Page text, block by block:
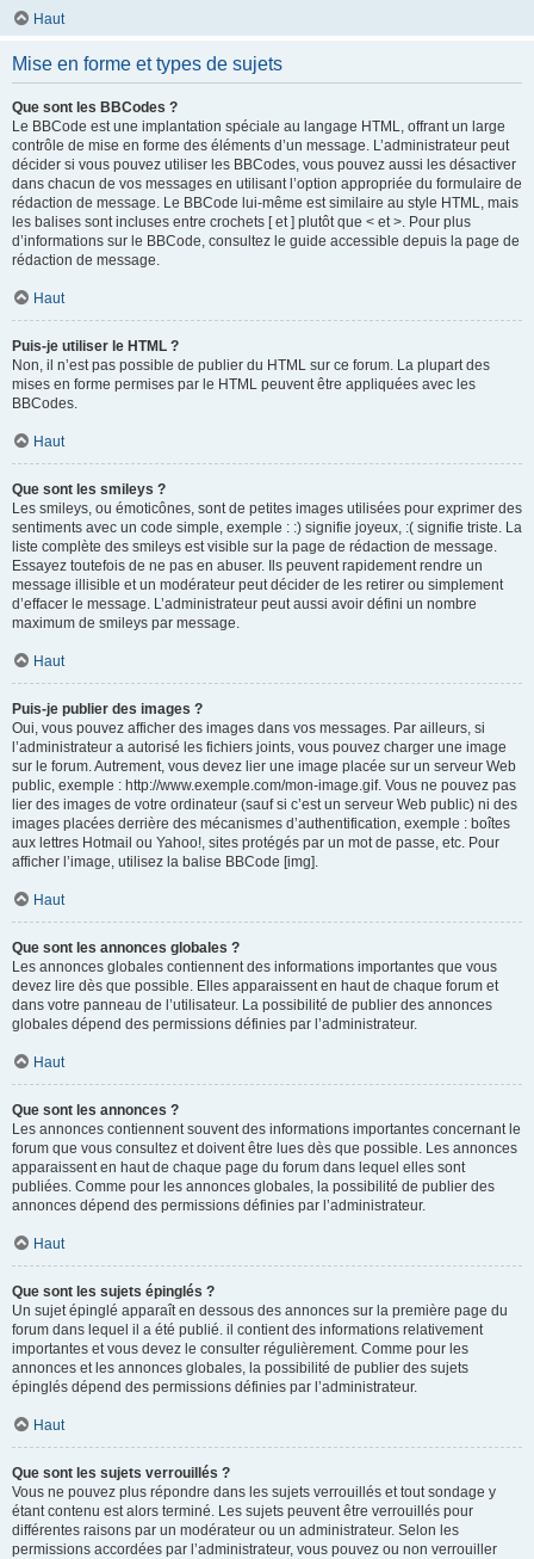
Haut
Mise en forme et types de sujets
Que sont les BBCodes ?
Le BBCode est une implantation spéciale au langage HTML, offrant un large
contrôle de mise en forme des éléments d’un message. L’administrateur peut
décider si vous pouvez utiliser les BBCodes, vous pouvez aussi les désactiver
dans chacun de vos messages en utilisant l’option appropriée du formulaire de
rédaction de message. Le BBCode lui-même est similaire au style HTML, mais
les balises sont incluses entre crochets [ et ] plutôt que < et >. Pour plus
d’informations sur le BBCode, consultez le guide accessible depuis la page de
rédaction de message.
Haut
Puis-je utiliser le HTML ?
Non, il n’est pas possible de publier du HTML sur ce forum. La plupart des
mises en forme permises par le HTML peuvent être appliquées avec les
BBCodes.
Haut
Que sont les smileys ?
Les smileys, ou émoticônes, sont de petites images utilisées pour exprimer des
sentiments avec un code simple, exemple : :) signifie joyeux, :( signifie triste. La
liste complète des smileys est visible sur la page de rédaction de message.
Essayez toutefois de ne pas en abuser. Ils peuvent rapidement rendre un
message illisible et un modérateur peut décider de les retirer ou simplement
d’effacer le message. L’administrateur peut aussi avoir défini un nombre
maximum de smileys par message.
Haut
Puis-je publier des images ?
Oui, vous pouvez afficher des images dans vos messages. Par ailleurs, si
l’administrateur a autorisé les fichiers joints, vous pouvez charger une image
sur le forum. Autrement, vous devez lier une image placée sur un serveur Web
public, exemple : http://www.exemple.com/mon-image.gif. Vous ne pouvez pas
lier des images de votre ordinateur (sauf si c’est un serveur Web public) ni des
images placées derrière des mécanismes d’authentification, exemple : boîtes
aux lettres Hotmail ou Yahoo!, sites protégés par un mot de passe, etc. Pour
afficher l’image, utilisez la balise BBCode [img].
Haut
Que sont les annonces globales ?
Les annonces globales contiennent des informations importantes que vous
devez lire dès que possible. Elles apparaissent en haut de chaque forum et
dans votre panneau de l’utilisateur. La possibilité de publier des annonces
globales dépend des permissions définies par l’administrateur.
Haut
Que sont les annonces ?
Les annonces contiennent souvent des informations importantes concernant le
forum que vous consultez et doivent être lues dès que possible. Les annonces
apparaissent en haut de chaque page du forum dans lequel elles sont
publiées. Comme pour les annonces globales, la possibilité de publier des
annonces dépend des permissions définies par l’administrateur.
Haut
Que sont les sujets épinglés ?
Un sujet épinglé apparaît en dessous des annonces sur la première page du
forum dans lequel il a été publié. il contient des informations relativement
importantes et vous devez le consulter régulièrement. Comme pour les
annonces et les annonces globales, la possibilité de publier des sujets
épinglés dépend des permissions définies par l’administrateur.
Haut
Que sont les sujets verrouillés ?
Vous ne pouvez plus répondre dans les sujets verrouillés et tout sondage y
étant contenu est alors terminé. Les sujets peuvent être verrouillés pour
différentes raisons par un modérateur ou un administrateur. Selon les
permissions accordées par l’administrateur, vous pouvez ou non verrouiller